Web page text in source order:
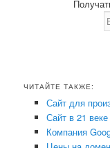
ЧИТАЙТЕ ТАКЖЕ:
Сайт для
Сайт в 21 веке
Компания